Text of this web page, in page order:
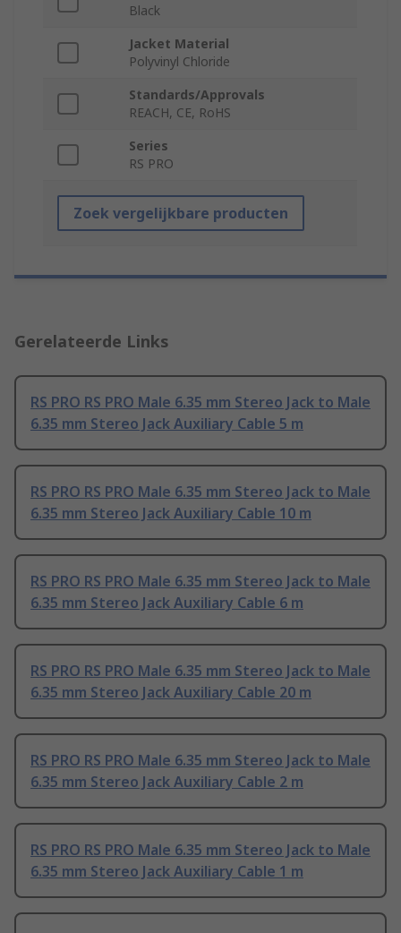
Black
Jacket Material
Polyvinyl Chloride
Standards/Approvals
REACH, CE, RoHS
Series
RS PRO
Zoek vergelijkbare producten
Gerelateerde Links
RS PRO RS PRO Male 6.35 mm Stereo Jack to Male
6.35 mm Stereo Jack Auxiliary Cable 5 m
RS PRO RS PRO Male 6.35 mm Stereo Jack to Male
6.35 mm Stereo Jack Auxiliary Cable 10 m
RS PRO RS PRO Male 6.35 mm Stereo Jack to Male
6.35 mm Stereo Jack Auxiliary Cable 6 m
RS PRO RS PRO Male 6.35 mm Stereo Jack to Male
6.35 mm Stereo Jack Auxiliary Cable 20 m
RS PRO RS PRO Male 6.35 mm Stereo Jack to Male
6.35 mm Stereo Jack Auxiliary Cable 2 m
RS PRO RS PRO Male 6.35 mm Stereo Jack to Male
6.35 mm Stereo Jack Auxiliary Cable 1 m